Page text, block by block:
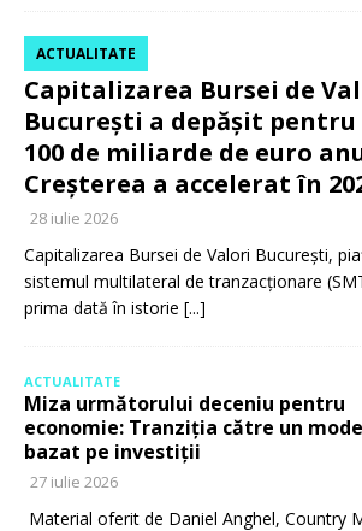
Capitalizarea Bursei de
București a depășit
100 de miliarde de euro
Creșterea a accelerat în
ACTUALITATE
28 iulie 2026
Capitalizarea Bursei de Valori București,
sistemul multilateral de tranzacționare
prima dată în istorie [...]
ACTUALITATE
Miza următorului deceniu pentru
economie: Tranziția către un
bazat pe investiții
27 iulie 2026
Material oferit de Daniel Anghel, Country